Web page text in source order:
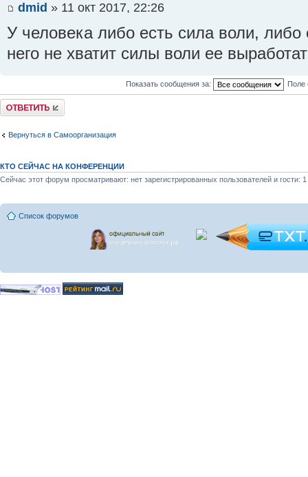
dmid » 11 окт 2017, 22:26
У человека либо есть сила воли, либо
него не хватит силы воли ее
Показать сообщения за: Поле
Ответить
Вернуться в Самоорганизация
КТО СЕЙЧАС НА КОНФЕРЕНЦИИ
Сейчас этот форум просматривают: нет зарегистрированных пользователей и гости: 1
Список форумов